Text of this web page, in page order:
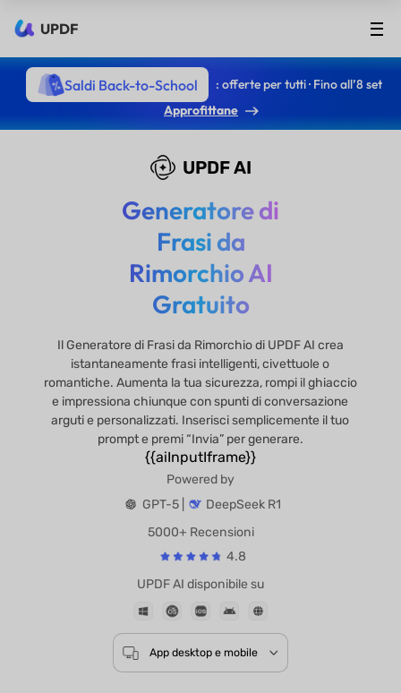
UPDF
Saldi Back-to-School
: offerte per tutti · Fino all’8 set
Approfittane
UPDF AI
Generatore di
Frasi da
Rimorchio AI
Gratuito
Il Generatore di Frasi da Rimorchio di UPDF AI crea
istantaneamente frasi intelligenti, civettuole o
romantiche. Aumenta la tua sicurezza, rompi il ghiaccio
e impressiona chiunque con spunti di conversazione
arguti e personalizzati. Inserisci semplicemente il tuo
prompt e premi “Invia” per generare.
{{aiInputIframe}}
5000+ Recensioni
4.8
UPDF AI disponibile su